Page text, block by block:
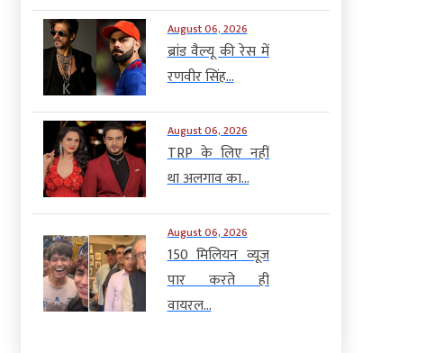
August 06, 2026
ब्रांड वैल्यू की रेस में
रणवीर सिंह...
August 06, 2026
TRP के लिए नहीं
था अलगाव का...
August 06, 2026
150 मिलियन व्यूज
पार करते ही
वायरल...